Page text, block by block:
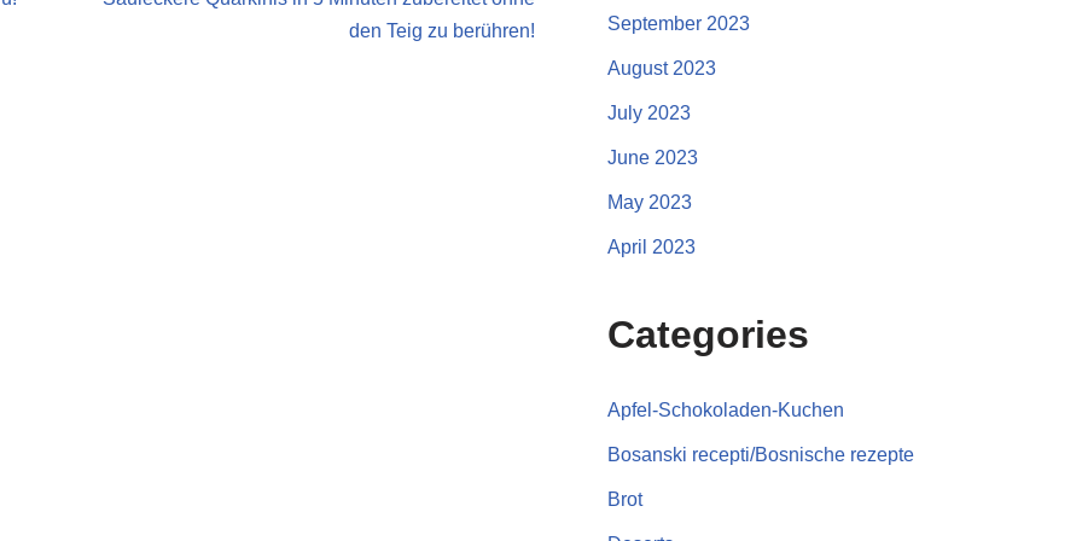
den Teig zu berühren!
September 2023
August 2023
July 2023
June 2023
May 2023
April 2023
Categories
Apfel-Schokoladen-Kuchen
Bosanski recepti/Bosnische rezepte
Brot